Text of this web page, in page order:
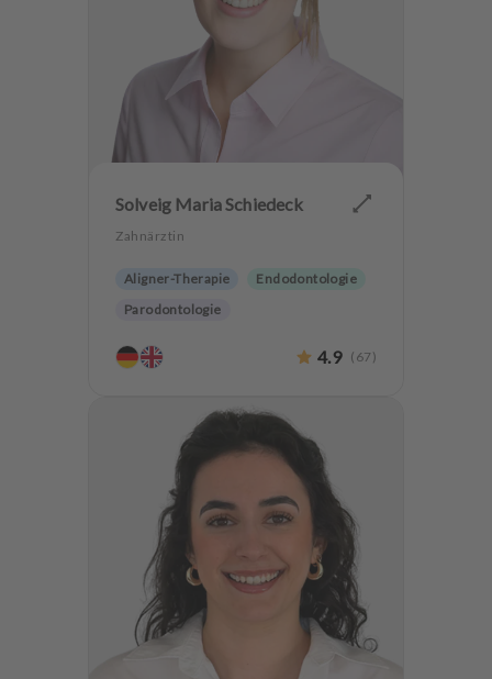
Solveig Maria Schiedeck
Zahnärztin
Aligner-Therapie
Endodontologie
Parodontologie
Hochwertiger Zahnersatz
Zahnerhaltung
4.9 ( 67 )